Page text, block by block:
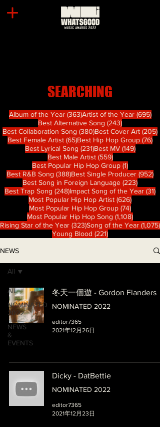
SEARCHING
Album of the Year (363)363 篇文章
Artist of the Year (695)
Best Alternative Song (243)243 篇文章
Best Collaboration Song (380)380 篇文章
Best Cover Art (205)
Best Female Artist (65)65 篇文章
Best Hip Hop Group (76)76
Best Lyrical Song (231)231 篇文章
Best MV (149)149 篇文
Best Male Artist (559)559 篇文章
Best Popular Hip Hop Group (1)1 篇文章
Best R&B Song (388)388 篇文章
Best Single Producer (952)
Best Song in Foreign Language (223)223 篇
Best Trap Song (248)248 篇文章
Impact Song of the Year (31)
Most Popular Hip Hop Artist (626)626 篇文
Most Popular Hip Hop Group (74)74 篇文章
Most Popular Hip Hop Song (1,108)1,108 篇
Rising Star of the Year (323)323 篇文章
Song of the Year (1,075)
Young Blood (221)221 篇文章
NEWS
All
NOMINATED
2022
NEWS
&
EVENTS
All
冬天一個遊 - Gordon Flanders
NOMINATED 2022
editor7365
2021年12月26日
Dicky - DatBettie
NOMINATED 2022
editor7365
2021年12月23日